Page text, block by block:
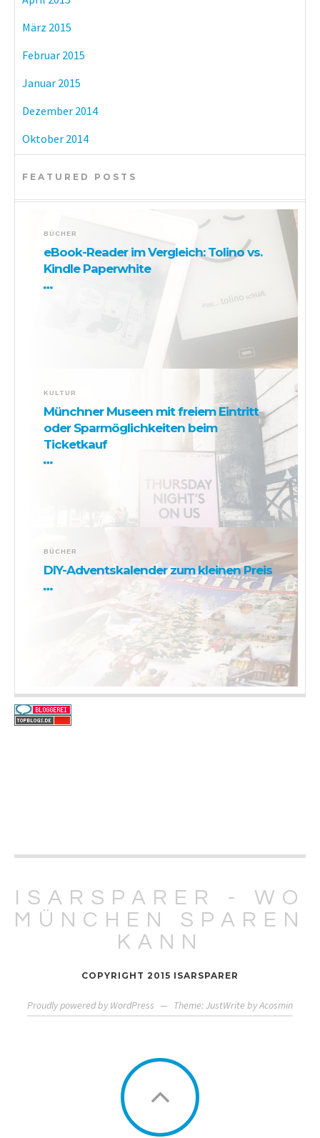
März 2015
Februar 2015
Januar 2015
Dezember 2014
Oktober 2014
FEATURED POSTS
BÜCHER
eBook-Reader im Vergleich: Tolino vs.
Kindle Paperwhite
KULTUR
Münchner Museen mit freiem Eintritt
oder Sparmöglichkeiten beim
Ticketkauf
BÜCHER
DIY-Adventskalender zum kleinen Preis
ISARSPARER - WO
MÜNCHEN SPAREN
KANN
COPYRIGHT 2015 ISARSPARER
Proudly powered by WordPress — Theme: JustWrite byAcosmin